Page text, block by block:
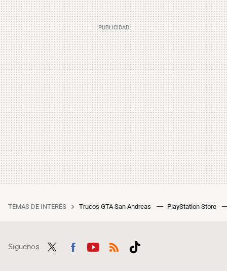
TEMAS DE INTERÉS Trucos GTA San Andreas PlayStation Store
Síguenos